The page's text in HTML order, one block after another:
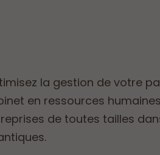
la gestion de votre
en ressources
de toutes tailles